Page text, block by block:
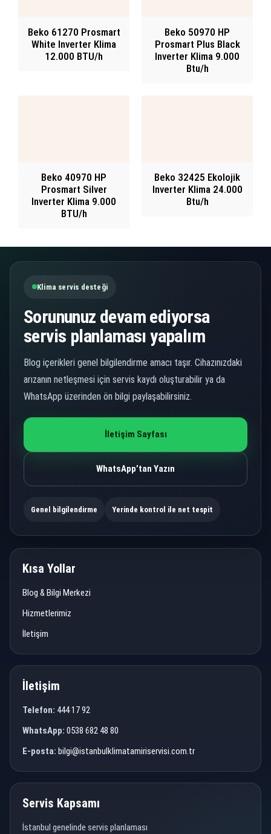
Beko 61270 Prosmart
White Inverter Klima
12.000 BTU/h
Beko 50970 HP
Prosmart Plus Black
Inverter Klima 9.000
Btu/h
Beko 40970 HP
Prosmart Silver
Inverter Klima 9.000
BTU/h
Beko 32425 Ekolojik
Inverter Klima 24.000
Btu/h
Teknik Servis
Klima servis desteği
Sorununuz devam ediyorsa
servis planlaması yapalım
Blog içerikleri genel bilgilendirme amacı taşır. Cihazınızdaki
arızanın netleşmesi için servis kaydı oluşturabilir ya da
WhatsApp üzerinden ön bilgi paylaşabilirsiniz.
İletişim Sayfası
WhatsApp’tan Yazın
Genel bilgilendirme Yerinde kontrol ile net tespit
Kısa Yollar
Blog & Bilgi Merkezi
Hizmetlerimiz
İletişim
İletişim
Telefon: 444 17 92
WhatsApp: 0538 682 48 80
E-posta: bilgi@istanbulklimatamiriservisi.com.tr
Servis Kapsamı
İstanbul genelinde servis planlaması